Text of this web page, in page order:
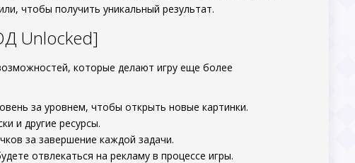
чтобы получить уникальный результат.
Unlocked]
которые делают игру еще более
за уровнем, чтобы открыть новые картинки.
и другие ресурсы.
за завершение каждой задачи.
отвлекаться на рекламу в процессе игры.